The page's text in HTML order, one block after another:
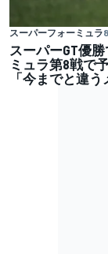
スーパーフォーミュラ
スーパーGT優
ミュラ第8戦で
「今までと違